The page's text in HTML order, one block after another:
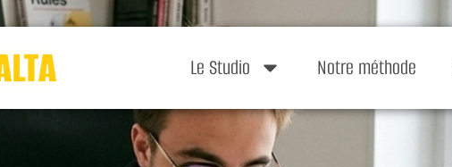
Le Studio Notre méthode